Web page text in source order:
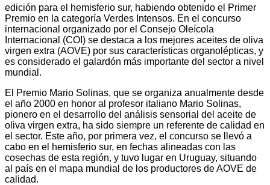
edición para el hemisferio sur, habiendo obtenido el Primer
Premio en la categoría Verdes Intensos. En el concurso
internacional organizado por el Consejo Oleícola
Internacional (COI) se destaca a los mejores aceites de oliva
virgen extra (AOVE) por sus características organolépticas, y
es considerado el galardón más importante del sector a nivel
mundial.
El Premio Mario Solinas, que se organiza anualmente desde
el año 2000 en honor al profesor italiano Mario Solinas,
pionero en el desarrollo del análisis sensorial del aceite de
oliva virgen extra, ha sido siempre un referente de calidad en
el sector. Este año, por primera vez, el concurso se llevó a
cabo en el hemisferio sur, en fechas alineadas con las
cosechas de esta región, y tuvo lugar en Uruguay, situando
al país en el mapa mundial de los productores de AOVE de
calidad.